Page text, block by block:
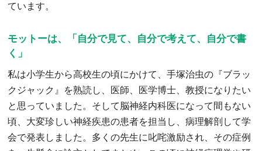
ています。
モットーは、「自分で見て、自分で考えて、自分で書
く」
私は小学生から高校生の頃にかけて、手塚治虫の『ブラッ
クジャック』を熟読し、医師、医学博士、教授になりたい
と思っていました。そして脳神経内科医になって間もない
頃、大変珍しい神経疾患の患者を担当し、病理解剖して学
会で発表しました。多くの先生に叱咤激励され、その症例